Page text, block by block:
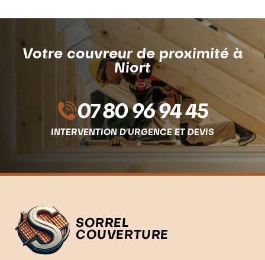
Votre couvreur de proximité à
Niort
07 80 96 94 45
INTERVENTION D'URGENCE ET DEVIS
SORREL
COUVERTURE